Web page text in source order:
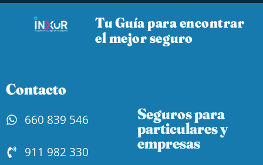
Tu Guía para encontrar
el mejor seguro
Contacto
660 839 546
911 982 330
Seguros para
particulares y
empresas